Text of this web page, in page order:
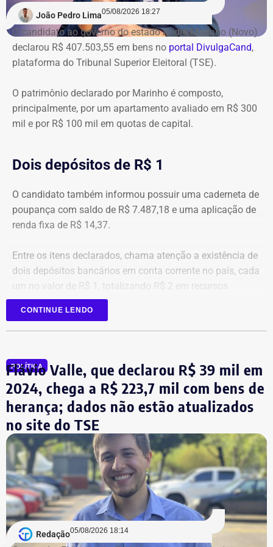
João Pedro Lima05/08/2026 18:27
O candidato ao governo do estado André Marinho (Novo)
declarou R$ 407.503,55 em bens no portal DivulgaCand,
plataforma do Tribunal Superior Eleitoral (TSE).
O patrimônio declarado por Marinho é composto,
principalmente, por um apartamento avaliado em R$ 300
mil e por R$ 100 mil em quotas de capital.
Dois depósitos de R$ 1
O candidato também informou possuir uma caderneta de
poupança com saldo de R$ 7.487,18 e uma aplicação de
renda fixa de R$ 14,37.
Entre os itens declarados, chama atenção a existência de
dois depósitos bancários em conta corrente no país, cada
um no valor de R$ 1, totalizando R$ 2 em recursos
mantidos em contas correntes.
A tenente-coronel da Polícia Militar Erigreyce Monteiro
em bens, relativos a um apartamento.
Bens declarados por André Marinho (Novo) à Justiça Eleitoral — Foto:
Reprodução/Divulgacand
CONTINUE LENDO
POLÍTICA
Flávio Valle, que declarou R$ 39 mil em
2024, chega a R$ 223,7 mil com bens de
herança; dados não estão atualizados
no site do TSE
Redação05/08/2026 18:14